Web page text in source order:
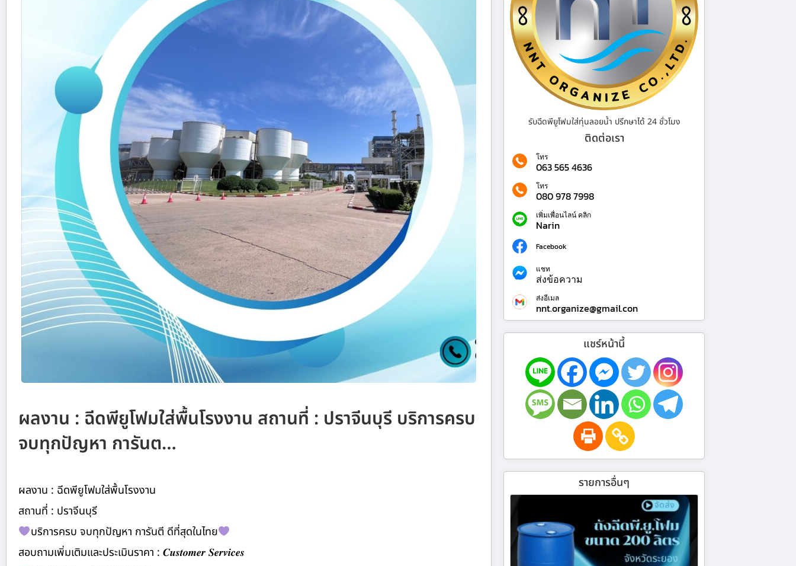
ผลงาน : ฉีดพียูโฟมใส่พื้นโรงงาน สถานที่ : ปราจีนบุรี บริการครบ
จบทุกปัญหา การันต…
ผลงาน : ฉีดพียูโฟมใส่พื้นโรงงาน
สถานที่ : ปราจีนบุรี
บริการครบ จบทุกปัญหา การันตี ดีที่สุดในไทย
สอบถามเพิ่มเติมและประเมินราคา : 𝑪𝒖𝒔𝒕𝒐𝒎𝒆𝒓 𝑺𝒆𝒓𝒗𝒊𝒄𝒆𝒔
รับฉีดพียูโฟมใส่ทุ่นลอยน้ำ ปรึกษาได้ 24 ชั่วโมง
ติดต่อเรา
โทร
063 565 4636
โทร
080 978 7998
เพิ่มเพื่อนไลน์ คลิก
Narin
Facebook
แชท
ส่งข้อความ
ส่งอีเมล
nnt.organize@gmail.con
แชร์หน้านี้
รายการอื่นๆ